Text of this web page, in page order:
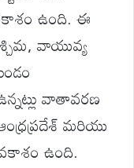
ఉంది. ఈ
వాయువ్య
వాతావరణ
మరియు
ఉంది.